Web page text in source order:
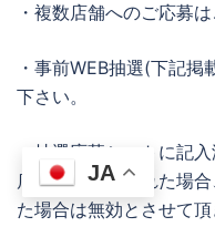
・複数店舗へのご応募は
・事前WEB抽選(下記
下さい。
・抽選応募シートに記
店舗にご応募された場
た場合は無効とさせて頂
JA